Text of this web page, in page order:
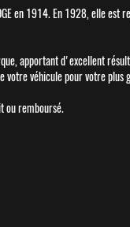
en 1914. En 1928, elle est
apportant d'excellent
véhicule pour votre plus
ou remboursé.